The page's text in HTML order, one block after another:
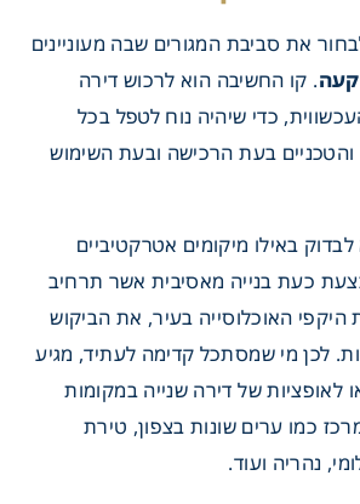
את סביבת המגורים שבה מעוניינים
. קו החשיבה הוא לרכוש דירה
כדי שיהיה נוח לטפל בכל
והטכניים בעת הרכישה ובעת השימוש
באילו מיקומים אטרקטיביים
כעת בנייה מאסיבית אשר תרחיב
האוכלוסייה בעיר, את הביקוש
לכן מי שמסתכל קדימה לעתיד, מגיע
לאופציות של דירה שנייה במקומות
כמו ערים שונות בצפון, טירת
נהריה ועוד.